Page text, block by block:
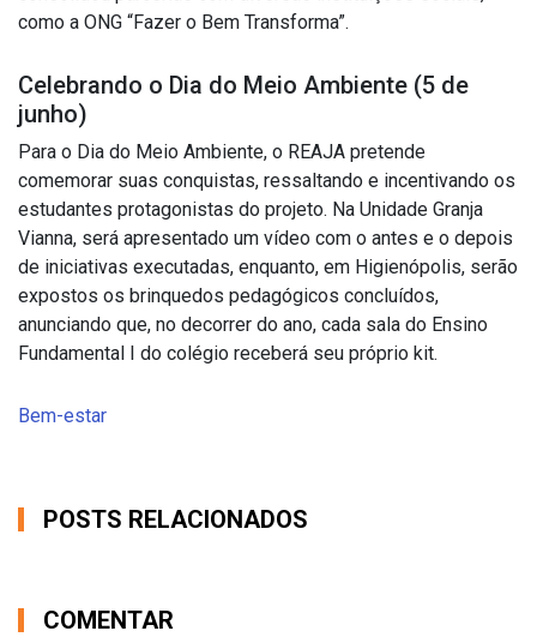
como a ONG “Fazer o Bem Transforma”.
Celebrando o Dia do Meio Ambiente (5 de
junho)
Para o Dia do Meio Ambiente, o REAJA pretende
comemorar suas conquistas, ressaltando e incentivando os
estudantes protagonistas do projeto. Na Unidade Granja
Vianna, será apresentado um vídeo com o antes e o depois
de iniciativas executadas, enquanto, em Higienópolis, serão
expostos os brinquedos pedagógicos concluídos,
anunciando que, no decorrer do ano, cada sala do Ensino
Fundamental I do colégio receberá seu próprio kit.
Bem-estar
POSTS RELACIONADOS
COMENTAR